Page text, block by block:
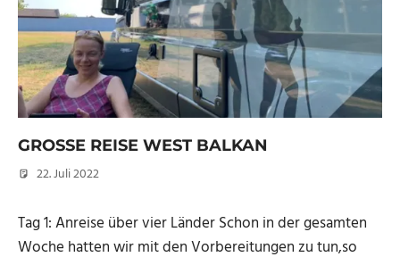
GROSSE REISE WEST BALKAN
22. Juli 2022
Tag 1: Anreise über vier Länder Schon in der gesamten
Woche hatten wir mit den Vorbereitungen zu tun,so